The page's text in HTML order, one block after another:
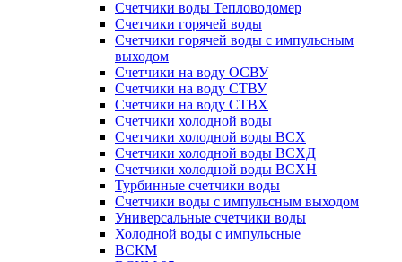
Счетчики воды Тепловодомер
Счетчики горячей воды
Счетчики горячей воды с импульсным
выходом
Счетчики на воду ОСВУ
Счетчики на воду СТВУ
Счетчики на воду СТВХ
Счетчики холодной воды
Счетчики холодной воды ВСХ
Счетчики холодной воды ВСХД
Счетчики холодной воды ВСХН
Турбинные счетчики воды
Счетчики воды с импульсным выходом
Универсальные счетчики воды
Холодной воды с импульсные
ВСКМ